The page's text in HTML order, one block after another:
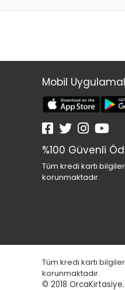
Mobil
%100 Güvenli
Tüm kredi kartı
korunmaktadır.
Tüm kredi kartı
korunmaktadır.
© 2018